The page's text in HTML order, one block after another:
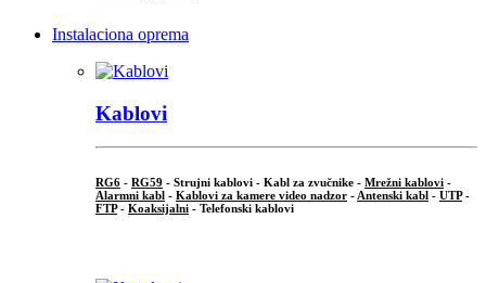
Instalaciona oprema
Kablovi
RG6 - RG59 - Strujni kablovi - Kabl za zvučnike - Mrežni kablovi -
Alarmni kabl - Kablovi za kamere video nadzor - Antenski kabl - UTP-
FTP- Koaksijalni - Telefonski kablovi